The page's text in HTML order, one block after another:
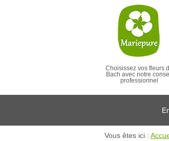
Choisissez vos fleurs
Bach avec notre
professionnel
Vous êtes ici :